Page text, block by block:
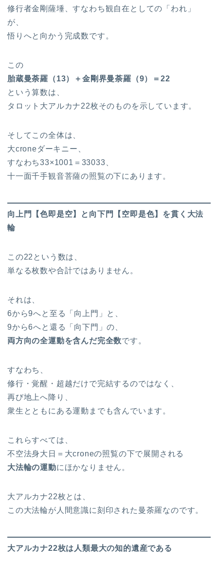
修行者金剛薩埵、すなわち観自在としての「われ」
が、
悟りへと向かう完成数です。
この
胎蔵曼荼羅（13）＋金剛界曼荼羅（9）＝22
という算数は、
タロット大アルカナ22枚そのものを示しています。
そしてこの全体は、
大croneダーキニー、
すなわち33×1001＝33033、
十一面千手観音菩薩の照覧の下にあります。
向上門【色即是空】と向下門【空即是色】を貫く大法
輪
この22という数は、
単なる枚数や合計ではありません。
それは、
6から9へと至る「向上門」と、
9から6へと還る「向下門」の、
両方向の全運動を含んだ完全数です。
すなわち、
修行・覚醒・超越だけで完結するのではなく、
再び地上へ降り、
衆生とともにある運動までも含んでいます。
これらすべては、
不空法身大日＝大croneの照覧の下で展開される
大法輪の運動にほかなりません。
大アルカナ22枚とは、
この大法輪が人間意識に刻印された曼荼羅なのです。
大アルカナ22枚は人類最大の知的遺産である